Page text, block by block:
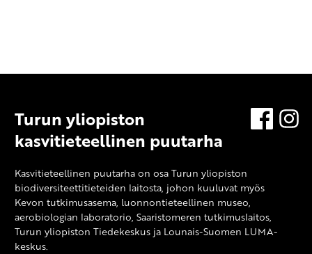
Turun yliopiston
kasvitieteellinen puutarha
Kasvitieteellinen puutarha on osa Turun yliopiston
biodiversiteettitieteiden laitosta, johon kuuluvat myös
Kevon tutkimusasema, luonnontieteellinen museo,
aerobiologian laboratorio, Saaristomeren tutkimuslaitos,
Turun yliopiston Tiedekeskus ja Lounais-Suomen LUMA-
keskus.